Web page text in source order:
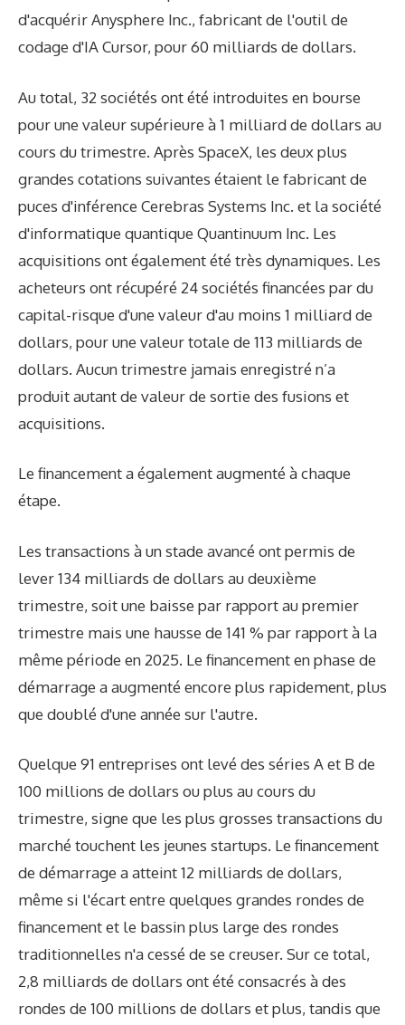
d'acquérir Anysphere Inc., fabricant de l'outil de
codage d'IA Cursor, pour 60 milliards de dollars.
Au total, 32 sociétés ont été introduites en bourse
pour une valeur supérieure à 1 milliard de dollars au
cours du trimestre. Après SpaceX, les deux plus
grandes cotations suivantes étaient le fabricant de
puces d'inférence Cerebras Systems Inc. et la société
d'informatique quantique Quantinuum Inc. Les
acquisitions ont également été très dynamiques. Les
acheteurs ont récupéré 24 sociétés financées par du
capital-risque d'une valeur d'au moins 1 milliard de
dollars, pour une valeur totale de 113 milliards de
dollars. Aucun trimestre jamais enregistré n’a
produit autant de valeur de sortie des fusions et
acquisitions.
Le financement a également augmenté à chaque
étape.
Les transactions à un stade avancé ont permis de
lever 134 milliards de dollars au deuxième
trimestre, soit une baisse par rapport au premier
trimestre mais une hausse de 141 % par rapport à la
même période en 2025. Le financement en phase de
démarrage a augmenté encore plus rapidement, plus
que doublé d'une année sur l'autre.
Quelque 91 entreprises ont levé des séries A et B de
100 millions de dollars ou plus au cours du
trimestre, signe que les plus grosses transactions du
marché touchent les jeunes startups. Le financement
de démarrage a atteint 12 milliards de dollars,
même si l'écart entre quelques grandes rondes de
financement et le bassin plus large des rondes
traditionnelles n'a cessé de se creuser. Sur ce total,
2,8 milliards de dollars ont été consacrés à des
rondes de 100 millions de dollars et plus, tandis que